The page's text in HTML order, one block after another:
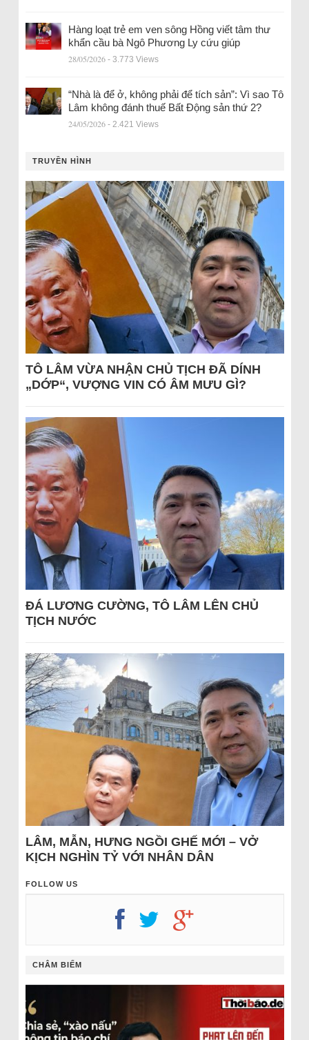
Hàng loạt trẻ em ven sông Hồng viết tâm thư
khẩn cầu bà Ngô Phương Ly cứu giúp
28/05/2026 - 3.773 Views
“Nhà là để ở, không phải để tích sản”: Vì sao Tô
Lâm không đánh thuế Bất Động sản thứ 2?
24/05/2026 - 2.421 Views
TRUYỀN HÌNH
TÔ LÂM VỪA NHẬN CHỦ TỊCH ĐÃ DÍNH
„DỚP“, VƯỢNG VIN CÓ ÂM MƯU GÌ?
ĐÁ LƯƠNG CƯỜNG, TÔ LÂM LÊN CHỦ
TỊCH NƯỚC
LÂM, MẪN, HƯNG NGỒI GHẾ MỚI – VỞ
KỊCH NGHÌN TỶ VỚI NHÂN DÂN
FOLLOW US
CHÂM BIẾM